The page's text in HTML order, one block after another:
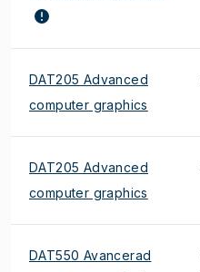
DAT205 Advanced
computer graphics
DAT205 Advanced
computer graphics
DAT550 Avancerad